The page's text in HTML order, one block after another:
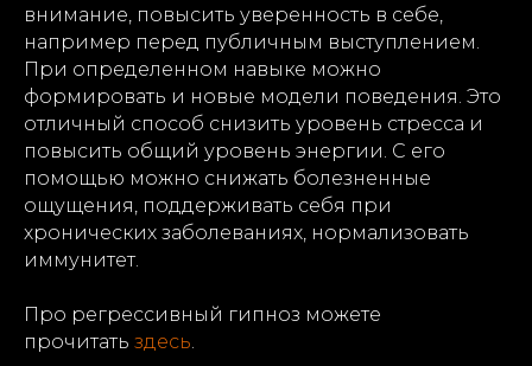
внимание, повысить уверенность в себе,
например перед публичным выступлением.
При определенном навыке можно
формировать и новые модели поведения. Это
отличный способ снизить уровень стресса и
повысить общий уровень энергии. С его
помощью можно снижать болезненные
ощущения, поддерживать себя при
хронических заболеваниях, нормализовать
иммунитет.
Про регрессивный гипноз можете
прочитать здесь.